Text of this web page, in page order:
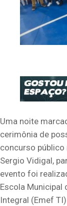
Uma noite
cerimônia de
concurso
Sergio Vidigal,
evento foi
Escola Municipal
Integral (Emef